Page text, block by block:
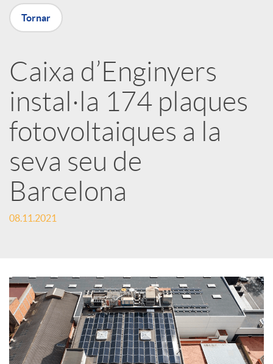
X
a
r
x
e
s
o
c
Tornar
Caixa d’Enginyers
instal·la 174 plaques
fotovoltaiques a la
seva seu de
Barcelona
08.11.2021